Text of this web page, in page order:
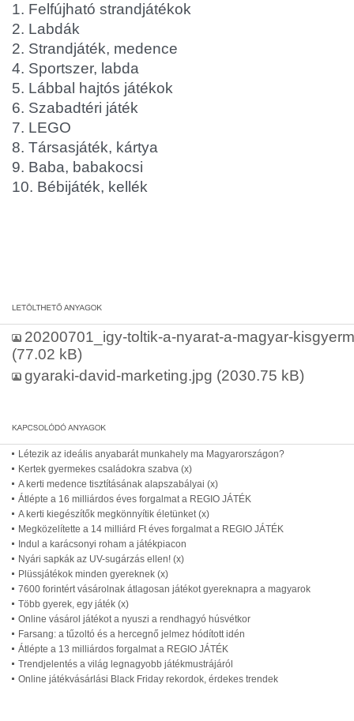
1. Felfújható strandjátékok
2. Labdák
2. Strandjáték, medence
4. Sportszer, labda
5. Lábbal hajtós játékok
6. Szabadtéri játék
7. LEGO
8. Társasjáték, kártya
9. Baba, babakocsi
10. Bébijáték, kellék
20200701_igy-toltik-a-nyarat-a-magyar-
(77.02 kB)
gyaraki-david-marketing.jpg (2030.75 kB)
Létezik az ideális anyabarát munkahely ma Magyarországon?
Kertek gyermekes családokra szabva (x)
A kerti medence tisztításának alapszabályai (x)
Átlépte a 16 milliárdos éves forgalmat a REGIO JÁTÉK
A kerti kiegészítők megkönnyítik életünket (x)
Megközelítette a 14 milliárd Ft éves forgalmat a REGIO JÁTÉK
Indul a karácsonyi roham a játékpiacon
Nyári sapkák az UV-sugárzás ellen! (x)
Plüssjátékok minden gyereknek (x)
7600 forintért vásárolnak átlagosan játékot gyereknapra a magyarok
Több gyerek, egy játék (x)
Online vásárol játékot a nyuszi a rendhagyó húsvétkor
Farsang: a tűzoltó és a hercegnő jelmez hódított idén
Átlépte a 13 milliárdos forgalmat a REGIO JÁTÉK
Trendjelentés a világ legnagyobb játékmustrájáról
Online játékvásárlási Black Friday rekordok, érdekes trendek